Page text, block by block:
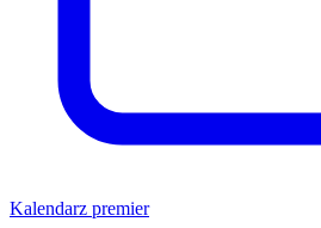
Kalendarz premier